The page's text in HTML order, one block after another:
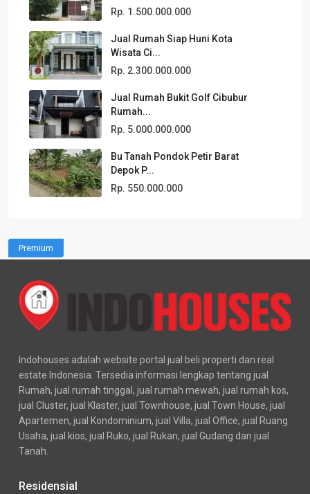
Rp. 1.500.000.000
Jual Rumah Siap Huni Kota
Wisata Ci...
Rp. 2.300.000.000
Jual Rumah Bukit Golf Cibubur
Rumah...
Rp. 5.000.000.000
Bu Tanah Pondok Petir Barat
Depok P...
Rp. 550.000.000
Premium
Indohouses adalah website portal jual beli properti dan real
estate Indonesia. Tersedia informasi lengkap tentang jual
Rumah, jual rumah tinggal, jual rumah mewah, jual rumah kos,
jual Cluster, jual Klaster, jual Townhouse, jual Town House, jual
Apartemen, jual Kondominium, jual Villa, jual Office, jual Ruang
Usaha, jual kios, jual Ruko, jual Rukan, jual Gudang dan jual
Tanah.
Residensial